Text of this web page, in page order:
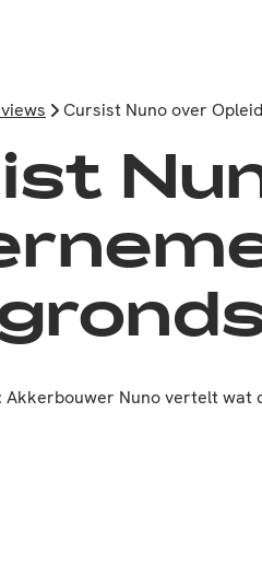
Cursist Nuno over
Nuno vertelt wat